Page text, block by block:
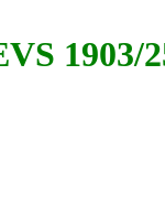
1903/